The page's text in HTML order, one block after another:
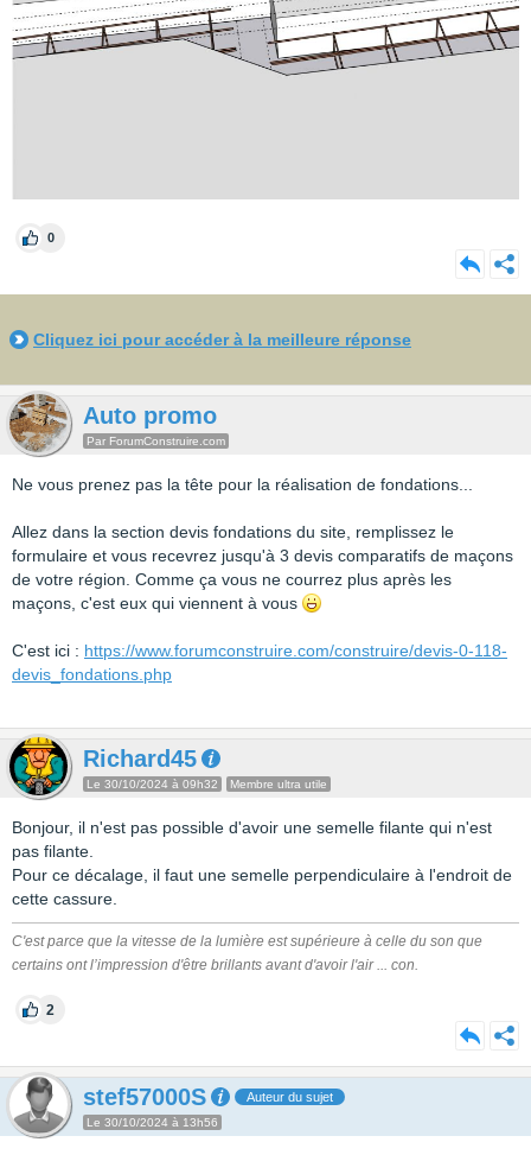
0
Cliquez ici pour accéder à la meilleure réponse
Auto promo
Par ForumConstruire.com
Ne vous prenez pas la tête pour la réalisation de fondations...
Allez dans la section devis fondations du site, remplissez le
formulaire et vous recevrez jusqu'à 3 devis comparatifs de maçons
de votre région. Comme ça vous ne courrez plus après les
maçons, c'est eux qui viennent à vous
C'est ici : https://www.forumconstruire.com/construire/devis-0-118-
devis_fondations.php
Richard45
Le 30/10/2024 à 09h32 Membre ultra utile
Bonjour, il n'est pas possible d'avoir une semelle filante qui n'est
pas filante.
Pour ce décalage, il faut une semelle perpendiculaire à l'endroit de
cette cassure.
C'est parce que la vitesse de la lumière est supérieure à celle du son que
certains ont l’impression d'être brillants avant d'avoir l'air ... con.
2
stef57000S Auteur du sujet
Le 30/10/2024 à 13h56